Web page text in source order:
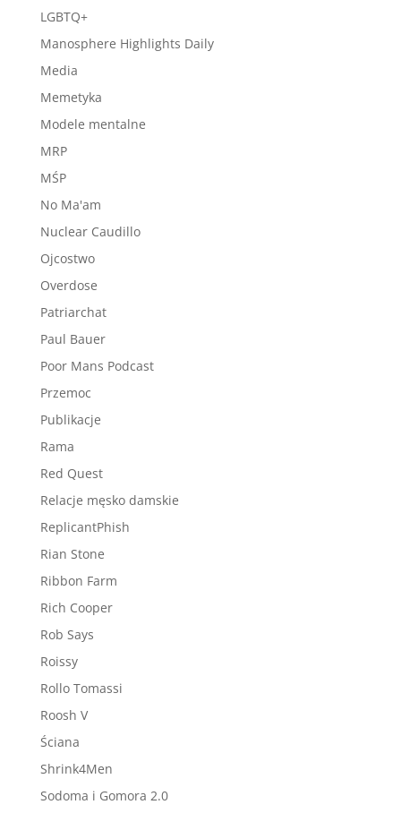
LGBTQ+
Manosphere Highlights Daily
Media
Memetyka
Modele mentalne
MRP
MŚP
No Ma'am
Nuclear Caudillo
Ojcostwo
Overdose
Patriarchat
Paul Bauer
Poor Mans Podcast
Przemoc
Publikacje
Rama
Red Quest
Relacje męsko damskie
ReplicantPhish
Rian Stone
Ribbon Farm
Rich Cooper
Rob Says
Roissy
Rollo Tomassi
Roosh V
Ściana
Shrink4Men
Sodoma i Gomora 2.0